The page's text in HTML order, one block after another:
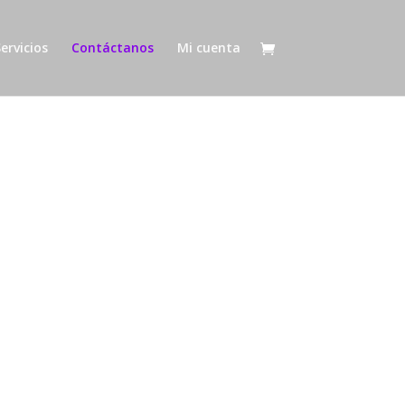
Contáctanos Mi cuenta